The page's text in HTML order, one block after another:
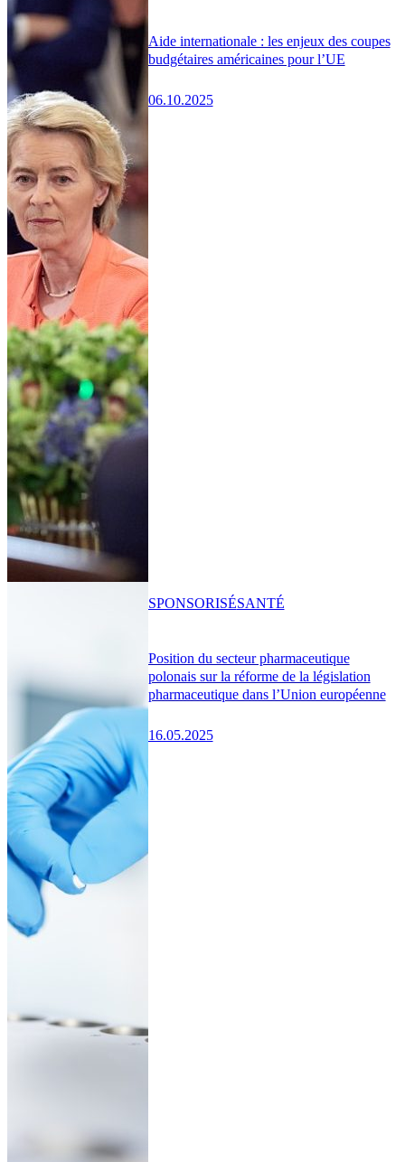
Aide internationale : les enjeux des coupes
budgétaires américaines pour l’UE
06.10.2025
Position du secteur pharmaceutique
polonais sur la réforme de la législation
pharmaceutique dans l’Union européenne
16.05.2025
SPONSORISÉSANTÉ